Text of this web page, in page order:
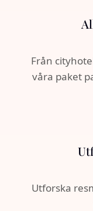
Från
våra paket
Utforska